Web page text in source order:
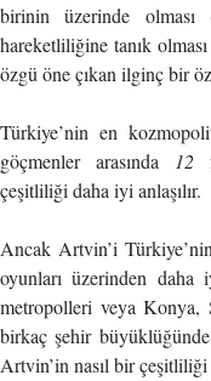
birinin üzerinde olması
hareketliliğine tanık
özgü öne çıkan ilginç bir
Türkiye’nin en
göçmenler arasında 12
çeşitliliği daha iyi anlaşılır.
Ancak Artvin’i
oyunları üzerinden
metropolleri veya
birkaç şehir
Artvin’in nasıl bir çeşitliliği